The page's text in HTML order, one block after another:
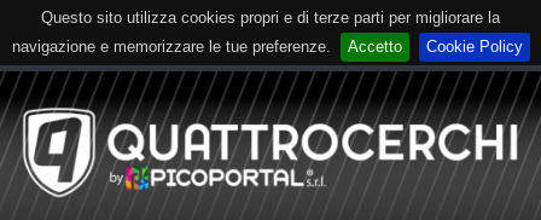
Questo sito utilizza cookies propri e di terze parti per migliorare la
navigazione e memorizzare le tue preferenze.
Accetto Cookie Policy